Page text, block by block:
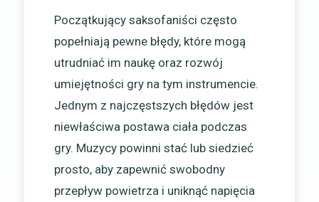
Początkujący saksofaniści często
popełniają pewne błędy, które mogą
utrudniać im naukę oraz rozwój
umiejętności gry na tym instrumencie.
Jednym z najczęstszych błędów jest
niewłaściwa postawa ciała podczas
gry. Muzycy powinni stać lub siedzieć
prosto, aby zapewnić swobodny
przepływ powietrza i uniknąć napięcia